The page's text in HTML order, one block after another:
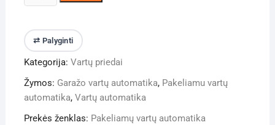
kiekis:
vartų
automatika
Machermann
1000N
⇄ Palyginti
Kategorija: Vartų priedai
Žymos: Garažo vartų automatika, Pakeliamu vartų
automatika, Vartų automatika
Prekės ženklas: Pakeliamų vartų automatika